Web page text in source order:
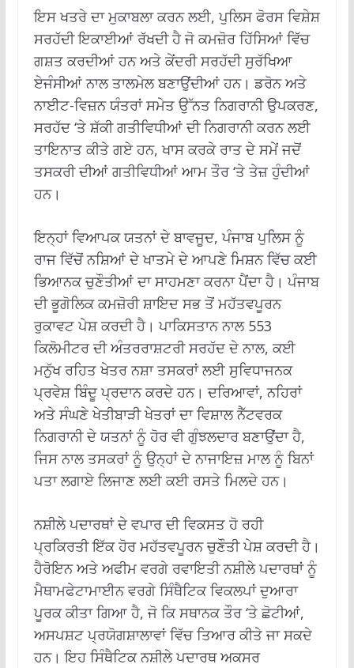
ਇਸ ਖਤਰੇ ਦਾ ਮੁਕਾਬਲਾ ਕਰਨ ਲਈ, ਪੁਲਿਸ ਫੋਰਸ ਵਿਸ਼ੇਸ਼
ਸਰਹੱਦੀ ਇਕਾਈਆਂ ਰੱਖਦੀ ਹੈ ਜੋ ਕਮਜ਼ੋਰ ਹਿੱਸਿਆਂ ਵਿੱਚ
ਗਸ਼ਤ ਕਰਦੀਆਂ ਹਨ ਅਤੇ ਕੇਂਦਰੀ ਸਰਹੱਦੀ ਸੁਰੱਖਿਆ
ਏਜੰਸੀਆਂ ਨਾਲ ਤਾਲਮੇਲ ਬਣਾਉਂਦੀਆਂ ਹਨ। ਡਰੋਨ ਅਤੇ
ਨਾਈਟ-ਵਿਜ਼ਨ ਯੰਤਰਾਂ ਸਮੇਤ ਉੱਨਤ ਨਿਗਰਾਨੀ ਉਪਕਰਣ,
ਸਰਹੱਦ ‘ਤੇ ਸ਼ੱਕੀ ਗਤੀਵਿਧੀਆਂ ਦੀ ਨਿਗਰਾਨੀ ਕਰਨ ਲਈ
ਤਾਇਨਾਤ ਕੀਤੇ ਗਏ ਹਨ, ਖਾਸ ਕਰਕੇ ਰਾਤ ਦੇ ਸਮੇਂ ਜਦੋਂ
ਤਸਕਰੀ ਦੀਆਂ ਗਤੀਵਿਧੀਆਂ ਆਮ ਤੌਰ ‘ਤੇ ਤੇਜ਼ ਹੁੰਦੀਆਂ
ਹਨ।
ਇਨ੍ਹਾਂ ਵਿਆਪਕ ਯਤਨਾਂ ਦੇ ਬਾਵਜੂਦ, ਪੰਜਾਬ ਪੁਲਿਸ ਨੂੰ
ਰਾਜ ਵਿੱਚੋਂ ਨਸ਼ਿਆਂ ਦੇ ਖਾਤਮੇ ਦੇ ਆਪਣੇ ਮਿਸ਼ਨ ਵਿੱਚ ਕਈ
ਭਿਆਨਕ ਚੁਣੌਤੀਆਂ ਦਾ ਸਾਹਮਣਾ ਕਰਨਾ ਪੈਂਦਾ ਹੈ। ਪੰਜਾਬ
ਦੀ ਭੂਗੋਲਿਕ ਕਮਜ਼ੋਰੀ ਸ਼ਾਇਦ ਸਭ ਤੋਂ ਮਹੱਤਵਪੂਰਨ
ਰੁਕਾਵਟ ਪੇਸ਼ ਕਰਦੀ ਹੈ। ਪਾਕਿਸਤਾਨ ਨਾਲ 553
ਕਿਲੋਮੀਟਰ ਦੀ ਅੰਤਰਰਾਸ਼ਟਰੀ ਸਰਹੱਦ ਦੇ ਨਾਲ, ਕਈ
ਮਨੁੱਖ ਰਹਿਤ ਖੇਤਰ ਨਸ਼ਾ ਤਸਕਰਾਂ ਲਈ ਸੁਵਿਧਾਜਨਕ
ਪ੍ਰਵੇਸ਼ ਬਿੰਦੂ ਪ੍ਰਦਾਨ ਕਰਦੇ ਹਨ। ਦਰਿਆਵਾਂ, ਨਹਿਰਾਂ
ਅਤੇ ਸੰਘਣੇ ਖੇਤੀਬਾੜੀ ਖੇਤਰਾਂ ਦਾ ਵਿਸ਼ਾਲ ਨੈੱਟਵਰਕ
ਨਿਗਰਾਨੀ ਦੇ ਯਤਨਾਂ ਨੂੰ ਹੋਰ ਵੀ ਗੁੰਝਲਦਾਰ ਬਣਾਉਂਦਾ ਹੈ,
ਜਿਸ ਨਾਲ ਤਸਕਰਾਂ ਨੂੰ ਉਨ੍ਹਾਂ ਦੇ ਨਾਜਾਇਜ਼ ਮਾਲ ਨੂੰ ਬਿਨਾਂ
ਪਤਾ ਲਗਾਏ ਲਿਜਾਣ ਲਈ ਕਈ ਰਸਤੇ ਮਿਲਦੇ ਹਨ।
ਨਸ਼ੀਲੇ ਪਦਾਰਥਾਂ ਦੇ ਵਪਾਰ ਦੀ ਵਿਕਸਤ ਹੋ ਰਹੀ
ਪ੍ਰਕਿਰਤੀ ਇੱਕ ਹੋਰ ਮਹੱਤਵਪੂਰਨ ਚੁਣੌਤੀ ਪੇਸ਼ ਕਰਦੀ ਹੈ।
ਹੈਰੋਇਨ ਅਤੇ ਅਫੀਮ ਵਰਗੇ ਰਵਾਇਤੀ ਨਸ਼ੀਲੇ ਪਦਾਰਥਾਂ ਨੂੰ
ਮੈਥਾਮਫੇਟਾਮਾਈਨ ਵਰਗੇ ਸਿੰਥੈਟਿਕ ਵਿਕਲਪਾਂ ਦੁਆਰਾ
ਪੂਰਕ ਕੀਤਾ ਗਿਆ ਹੈ, ਜੋ ਕਿ ਸਥਾਨਕ ਤੌਰ ‘ਤੇ ਛੋਟੀਆਂ,
ਅਸਪਸ਼ਟ ਪ੍ਰਯੋਗਸ਼ਾਲਾਵਾਂ ਵਿੱਚ ਤਿਆਰ ਕੀਤੇ ਜਾ ਸਕਦੇ
ਹਨ। ਇਹ ਸਿੰਥੈਟਿਕ ਨਸ਼ੀਲੇ ਪਦਾਰਥ ਅਕਸਰ